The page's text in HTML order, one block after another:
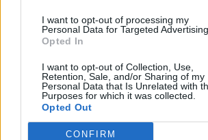
I want to opt-out of processing my
Personal Data for Targeted Advertising.
Opted In
I want to opt-out of Collection, Use,
Retention, Sale, and/or Sharing of my
Personal Data that Is Unrelated with
Purposes for which it was collected.
Opted Out
CONFIRM
Τι προβάλλουν τα Cinema σε
Πελοποννήσου
06/08/2026 15:12